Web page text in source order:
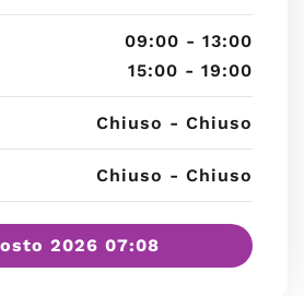
09:00 - 13:00
15:00 - 19:00
Chiuso - Chiuso
Chiuso - Chiuso
2026 07:08